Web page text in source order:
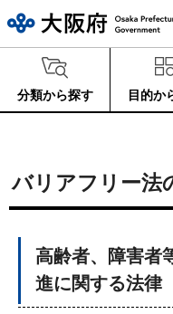
分類から探す 目的か
バリアフリー法
高齢者、障害者
進に関する法律